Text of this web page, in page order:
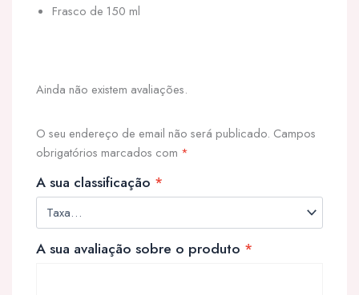
Frasco de 150 ml
Ainda não existem avaliações.
O seu endereço de email não será publicado. Campos
obrigatórios marcados com *
A sua classificação *
A sua avaliação sobre o produto *